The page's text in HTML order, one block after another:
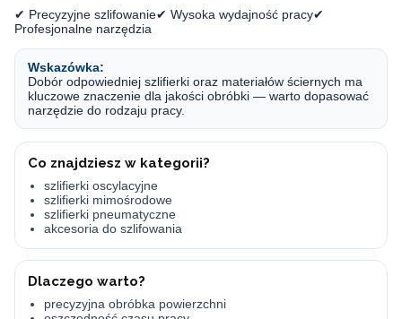
✔ Precyzyjne szlifowanie✔ Wysoka wydajność pracy✔
Profesjonalne narzędzia
Wskazówka:
Dobór odpowiedniej szlifierki oraz materiałów ściernych ma
kluczowe znaczenie dla jakości obróbki — warto dopasować
narzędzie do rodzaju pracy.
Co znajdziesz w kategorii?
szlifierki oscylacyjne
szlifierki mimośrodowe
szlifierki pneumatyczne
akcesoria do szlifowania
Dlaczego warto?
precyzyjna obróbka powierzchni